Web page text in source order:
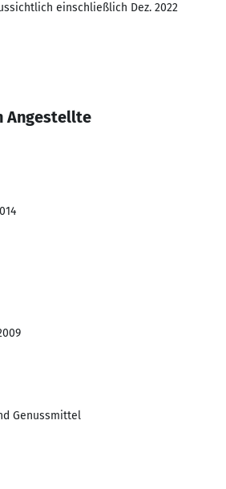
einschließlich Dez. 2022
Angestellte
Genussmittel